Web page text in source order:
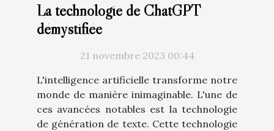
La technologie de ChatGPT
démystifiée
21 novembre 2023 00:44
L'intelligence artificielle transforme notre
monde de manière inimaginable. L'une de
ces avancées notables est la technologie
de génération de texte. Cette technologie